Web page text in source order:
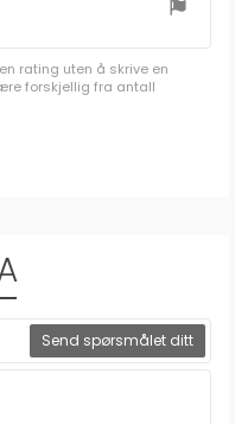
rating uten å skrive en
forskjellig fra antall
Send spørsmålet ditt